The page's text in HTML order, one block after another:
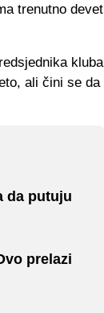
trenutno devet
kluba
ali čini se da
da putuju
prelazi